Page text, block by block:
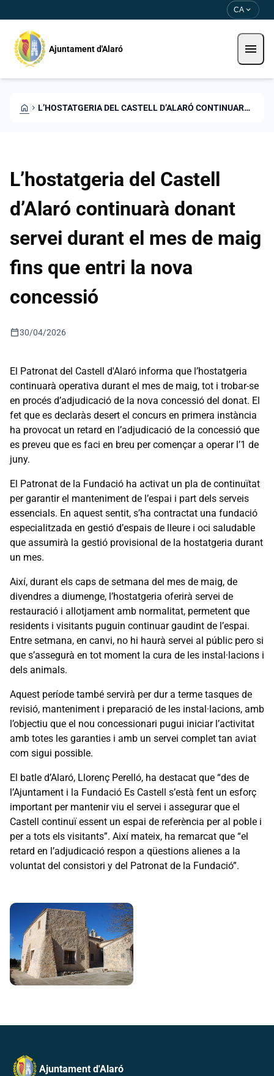
CA expand_more
Ajuntament d'Alaró menu
HOME CHEVRON_RIGHT L’HOSTATGERIA DEL CASTELL D’ALARÓ CONTINUARÀ DONANT SERVEI DURANT EL MES DE MAIG FINS QUE ENTRI LA NOVA CONCESSIÓ
L’hostatgeria del Castell
d’Alaró continuarà donant
servei durant el mes de maig
fins que entri la nova
concessió
calendar_today30/04/2026
El Patronat del Castell d'Alaró informa que l’hostatgeria
continuarà operativa durant el mes de maig, tot i trobar-se
en procés d’adjudicació de la nova concessió del donat. El
fet que es declaràs desert el concurs en primera instància
ha provocat un retard en l’adjudicació de la concessió que
es preveu que es faci en breu per començar a operar l’1 de
juny.
El Patronat de la Fundació ha activat un pla de continuïtat
per garantir el manteniment de l’espai i part dels serveis
essencials. En aquest sentit, s’ha contractat una fundació
especialitzada en gestió d’espais de lleure i oci saludable
que assumirà la gestió provisional de la hostatgeria durant
un mes.
Així, durant els caps de setmana del mes de maig, de
divendres a diumenge, l’hostatgeria oferirà servei de
restauració i allotjament amb normalitat, permetent que
residents i visitants puguin continuar gaudint de l’espai.
Entre setmana, en canvi, no hi haurà servei al públic pero si
que s’assegurà en tot moment la cura de les instal·lacions i
dels animals.
Aquest període també servirà per dur a terme tasques de
revisió, manteniment i preparació de les instal·lacions, amb
l’objectiu que el nou concessionari pugui iniciar l’activitat
amb totes les garanties i amb un servei complet tan aviat
com sigui possible.
El batle d’Alaró, Llorenç Perelló, ha destacat que “des de
l’Ajuntament i la Fundació Es Castell s’està fent un esforç
important per mantenir viu el servei i assegurar que el
Castell continuï essent un espai de referència per al poble i
per a tots els visitants”. Així mateix, ha remarcat que “el
retard en l’adjudicació respon a qüestions alienes a la
voluntat del consistori y del Patronat de la Fundació”.
Ajuntament d'Alaró